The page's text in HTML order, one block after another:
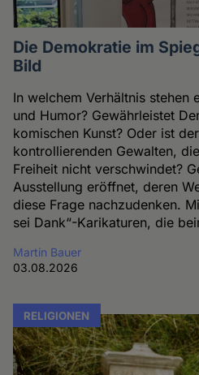
Die Demokratie im
Bild
In welchem Verhältnis stehen
und Humor? Gewährleistet
komischen Kunst? Oder ist
kontrollierenden Gewalten,
Freiheit nicht verschwindet?
Ausstellung eröffnet, deren
diese Frage nachzudenken.
sei Dank“-Karikaturen, die
Martin Bauer
03.08.2026
RELIGIONEN